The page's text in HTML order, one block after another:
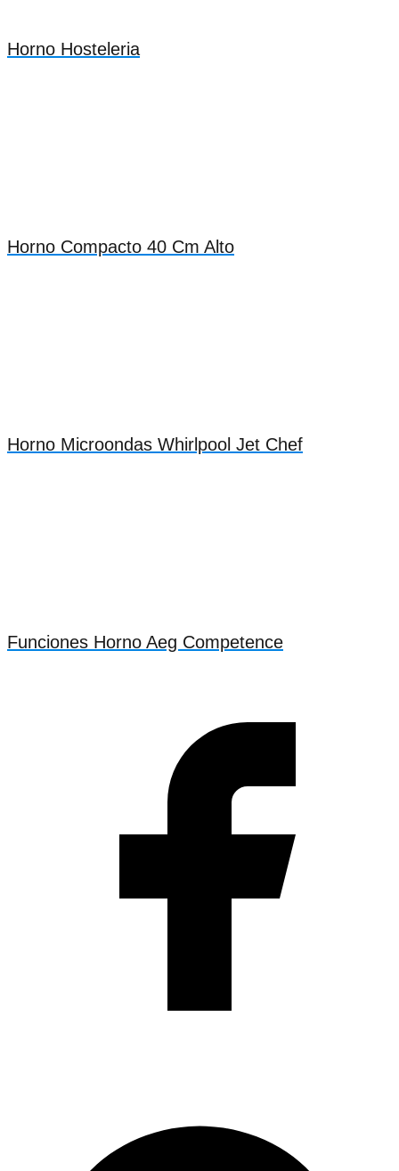
Horno Hosteleria
Horno Compacto 40 Cm Alto
Horno Microondas Whirlpool Jet Chef
Funciones Horno Aeg Competence